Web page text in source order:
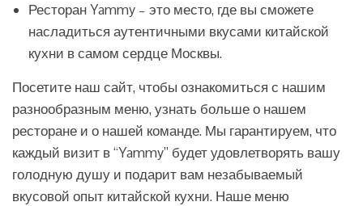
Ресторан Yammy – это место, где вы сможете
насладиться аутентичными вкусами китайской
кухни в самом сердце Москвы.
Посетите наш сайт, чтобы ознакомиться с нашим
разнообразным меню, узнать больше о нашем
ресторане и о нашей команде. Мы гарантируем, что
каждый визит в “Yammy” будет удовлетворять вашу
голодную душу и подарит вам незабываемый
вкусовой опыт китайской кухни. Наше меню